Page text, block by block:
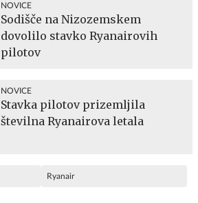
NOVICE
Sodišče na Nizozemskem
dovolilo stavko Ryanairovih
pilotov
NOVICE
Stavka pilotov prizemljila
številna Ryanairova letala
Ryanair